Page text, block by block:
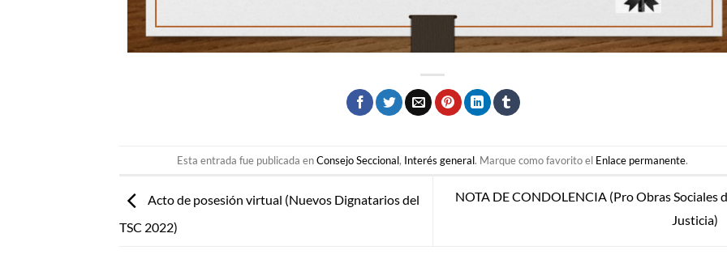
Esta entrada fue publicada enConsejo Seccional, Interés general. Marque como favorito el Enlace permanente.
Acto de posesión virtual (Nuevos Dignatarios del
TSC 2022)
NOTA DE CONDOLENCIA (Pro Obras Sociales
Justicia)